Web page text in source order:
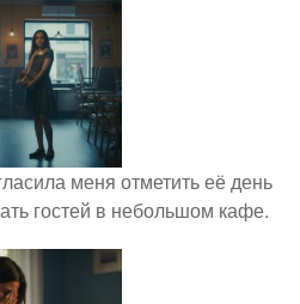
меня отметить её день
гостей в небольшом кафе.